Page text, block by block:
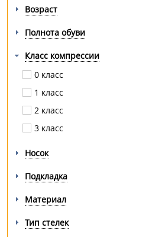
шпора
Возраст
Полнота обуви
Класс компрессии
0 класс
1 класс
2 класс
3 класс
Носок
Подкладка
Материал
Тип стелек